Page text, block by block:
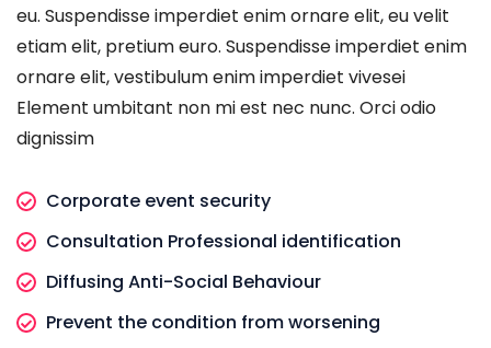
eu. Suspendisse imperdiet enim ornare elit, eu velit
etiam elit, pretium euro. Suspendisse imperdiet enim
ornare elit, vestibulum enim imperdiet vivesei
Element umbitant non mi est nec nunc. Orci odio
dignissim
Corporate event security
Consultation Professional identification
Diffusing Anti-Social Behaviour
Prevent the condition from worsening